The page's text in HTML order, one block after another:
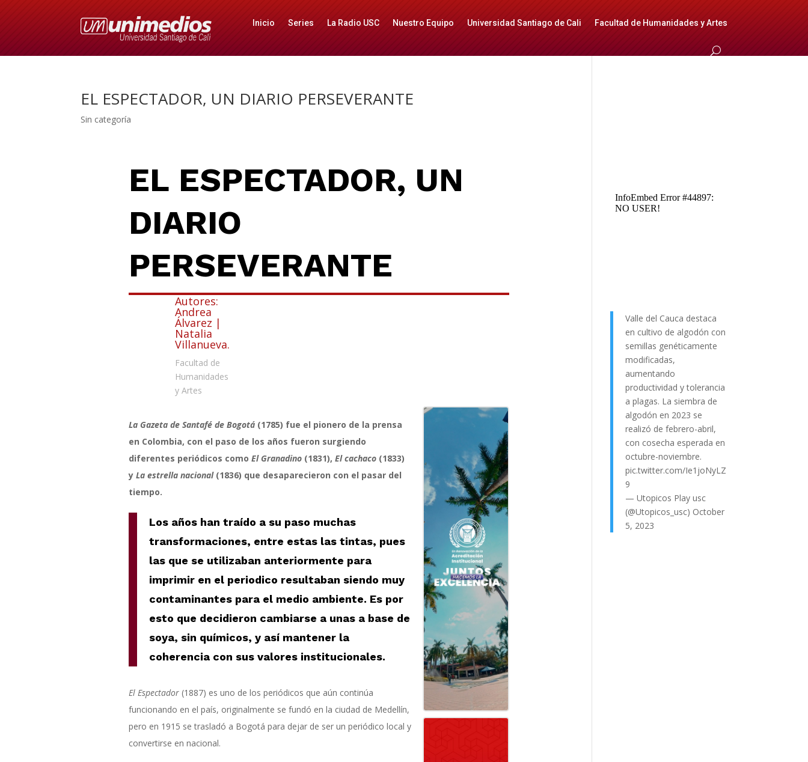
Inicio Series La Radio USC Nuestro Equipo Universidad Santiago de Cali Facultad de Humanidades y Artes
EL ESPECTADOR, UN DIARIO PERSEVERANTE
Sin categoría
EL ESPECTADOR, UN
DIARIO
PERSEVERANTE
Autores:
Andrea
Álvarez |
Natalia
Villanueva.
Facultad de
Humanidades
y Artes
La Gazeta de Santafé de Bogotá(1785) fue el pionero de la prensa
en Colombia, con el paso de los años fueron surgiendo
diferentes periódicos como El Granadino(1831), El cachaco(1833)
y La estrella nacional(1836) que desaparecieron con el pasar del
tiempo.
Los años han traído a su paso muchas
transformaciones, entre estas las tintas, pues
las que se utilizaban anteriormente para
imprimir en el periodico resultaban siendo muy
contaminantes para el medio ambiente. Es por
esto que decidieron cambiarse a unas a base de
soya, sin químicos, y así mantener la
coherencia con sus valores institucionales.
El Espectador(1887) es uno de los periódicos que aún continúa
funcionando en el país, originalmente se fundó en la ciudad de Medellín,
pero en 1915 se trasladó a Bogotá para dejar de ser un periódico local y
convertirse en nacional.
Valle del Cauca destaca
en cultivo de algodón con
semillas genéticamente
modificadas,
aumentando
productividad y tolerancia
a plagas. La siembra de
algodón en 2023 se
realizó de febrero-abril,
con cosecha esperada en
octubre-noviembre.
pic.twitter.com/Ie1joNyLZ
9
— Utopicos Play usc
(@Utopicos_usc) October
5, 2023